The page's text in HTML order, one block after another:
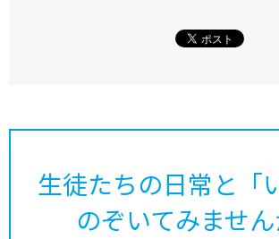
生徒たちの日常と「
のぞいてみません